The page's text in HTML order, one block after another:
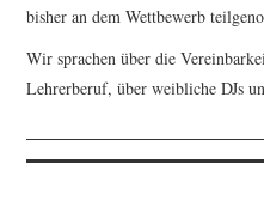
bisher an dem Wettbewerb
Wir sprachen über die
Lehrerberuf, über weibliche DJs